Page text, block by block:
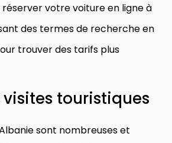
votre voiture en ligne à
des termes de recherche en
trouver des tarifs plus
touristiques
sont nombreuses et